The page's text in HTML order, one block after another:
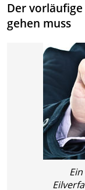
Der vorläufige
gehen muss